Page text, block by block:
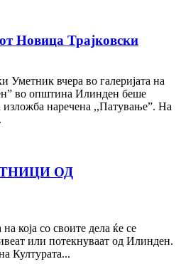
Новица Трајковски
Уметник вчера во галеријата на
во општина Илинден беше
изложба наречена ,,Патување”. На
ОД
која со своите дела ќе се
или потекнуваат од Илинден.
Културата...